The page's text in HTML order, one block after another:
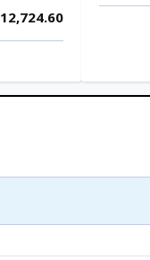
12,724.60